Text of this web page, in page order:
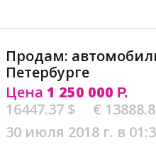
Продам:
Петербурге
Цена 1 250 000 Р.
16447.37 $
€
30 июля 2018 г. в